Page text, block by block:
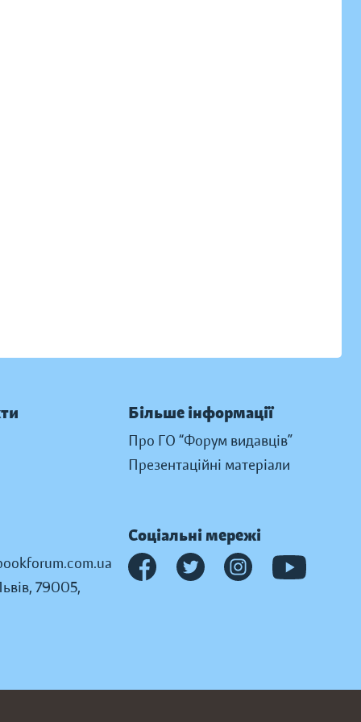
Більше інформації
Про ГО “Форум видавців”
Презентаційні матеріали
79005,
Соціальні мережі